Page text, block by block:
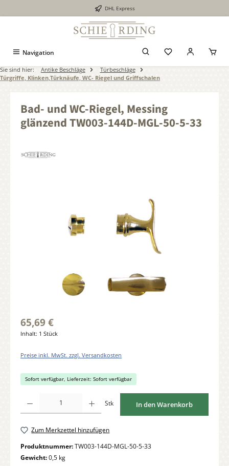
DHL Express
Navigation
Sie sind hier: Antike Beschläge
Türbeschläge
Türgriffe, Klinken,Türknäufe, WC- Riegel und Griffschalen
Bad- und WC-Riegel, Messing
glänzend TW003-144D-MGL-50-5-33
65,69 €
Inhalt: 1 Stück
Preise inkl. MwSt. zzgl. Versandkosten
Sofort verfügbar, Lieferzeit: Sofort verfügbar
Stk In den Warenkorb
Zum Merkzettel hinzufügen
Produktnummer:TW003-144D-MGL-50-5-33
Gewicht:0,5 kg